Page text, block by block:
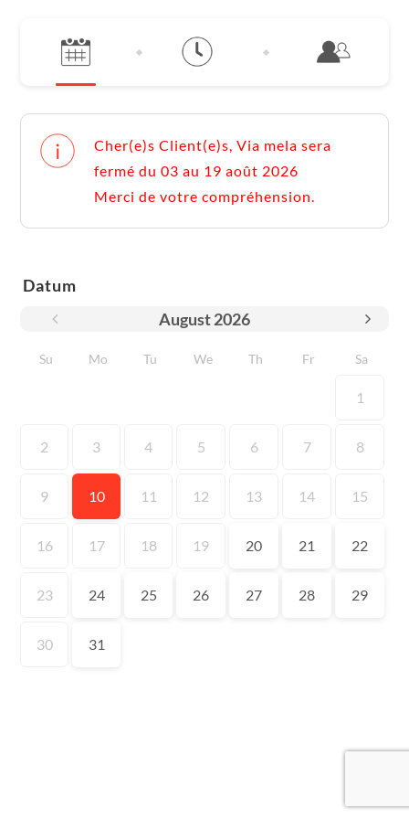
Cher(e)s Client(e)s, Via mela sera
fermé du 03 au 19 août 2026
Merci de votre compréhension.
Datum
August2026
Su Mo Tu We Th Fr Sa
1
2 3 4 5 6 7 8
9 10 11 12 13 14 15
16 17 18 19 20 21 22
23 24 25 26 27 28 29
30 31